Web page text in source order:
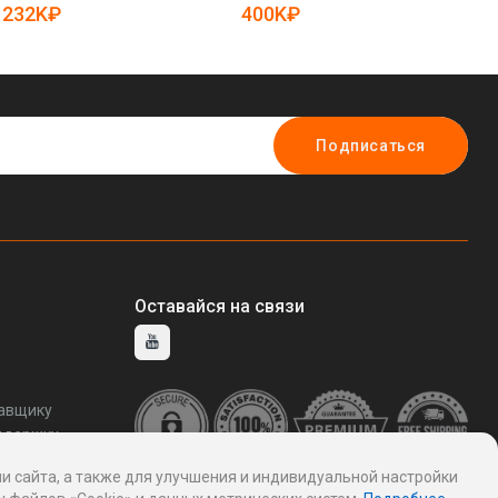
232K₽
19081235)
400K₽
Подписаться
Оставайся на связи
а также для улучшения и индивидуальной настройки